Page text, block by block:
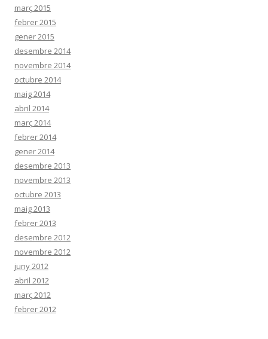
març 2015
febrer 2015
gener 2015
desembre 2014
novembre 2014
octubre 2014
maig 2014
abril 2014
març 2014
febrer 2014
gener 2014
desembre 2013
novembre 2013
octubre 2013
maig 2013
febrer 2013
desembre 2012
novembre 2012
juny 2012
abril 2012
març 2012
febrer 2012